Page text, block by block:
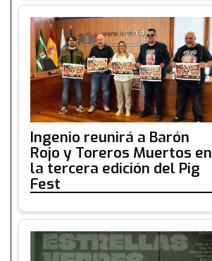
Ingenio reunirá a Barón
Rojo y Toreros Muertos en
la tercera edición del Pig
Fest